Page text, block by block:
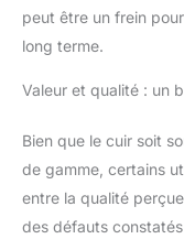
peut être un frein
long terme.
Valeur et qualité : un
Bien que le cuir soit
de gamme, certains
entre la qualité
des défauts